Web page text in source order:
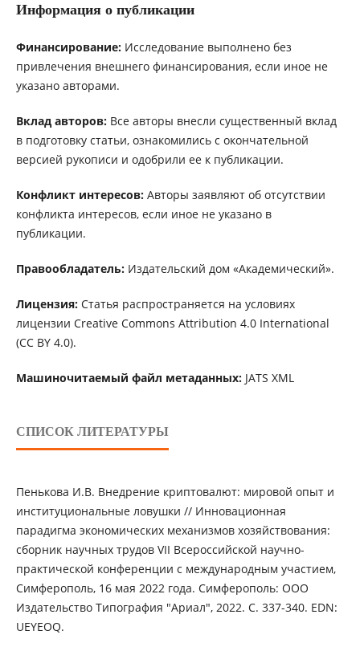
Информация о публикации
Финансирование:Исследование выполнено без
привлечения внешнего финансирования, если иное не
указано авторами.
Вклад авторов:Все авторы внесли существенный вклад
в подготовку статьи, ознакомились с окончательной
версией рукописи и одобрили ее к публикации.
Конфликт интересов:Авторы заявляют об отсутствии
конфликта интересов, если иное не указано в
публикации.
Правообладатель:Издательский дом «Академический».
Лицензия:Статья распространяется на условиях
лицензии Creative Commons Attribution 4.0 International
(CC BY 4.0).
Машиночитаемый файл метаданных:JATS XML
СПИСОК ЛИТЕРАТУРЫ
Пенькова И.В. Внедрение криптовалют: мировой опыт и
институциональные ловушки // Инновационная
парадигма экономических механизмов хозяйствования:
сборник научных трудов VII Всероссийской научно-
практической конференции с международным участием,
Симферополь, 16 мая 2022 года. Симферополь: ООО
Издательство Типография "Ариал", 2022. С. 337-340. EDN:
UEYEOQ.